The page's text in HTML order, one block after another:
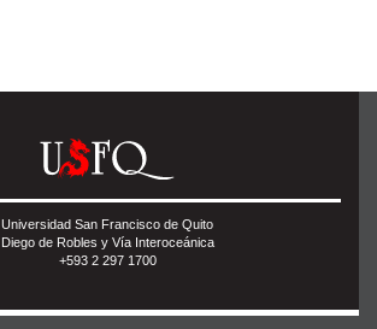
Universidad San Francisco de Quito
Diego de Robles y Vía Interoceánica
+593 2 297 1700